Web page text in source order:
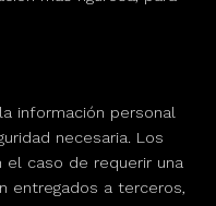
información personal
necesaria. Los
el caso de requerir una
entregados a terceros,